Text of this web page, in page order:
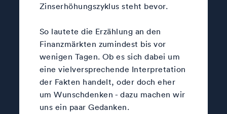
Zinserhöhungszyklus steht bevor.
So lautete die Erzählung an den
Finanzmärkten zumindest bis vor
wenigen Tagen. Ob es sich dabei um
eine vielversprechende Interpretation
der Fakten handelt, oder doch eher
um Wunschdenken - dazu machen wir
uns ein paar Gedanken.